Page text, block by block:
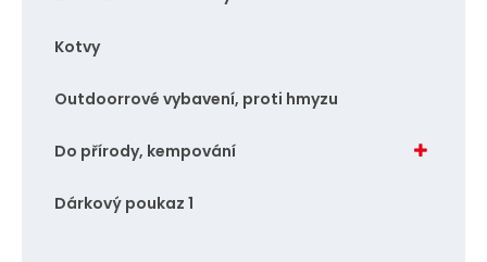
Kotvy
Outdoorrové vybavení, proti hmyzu
Do přírody, kempování
Dárkový poukaz 1